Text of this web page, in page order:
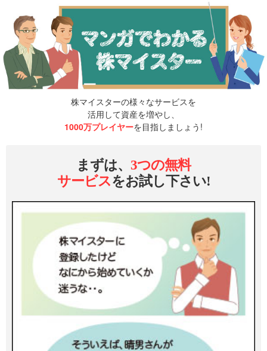
株マイスターの様々なサービスを
活用して資産を増やし、
1000万プレイヤーを目指しましょう!
まずは、 3つの無料
サービスをお試し下さい!